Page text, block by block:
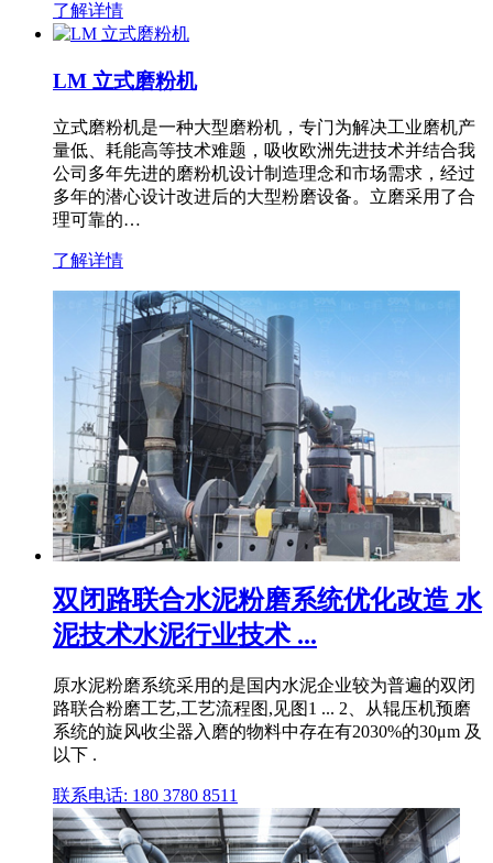
了解详情
LM 立式磨粉机
立式磨粉机是一种大型磨粉机，专门为解决工业磨机产
量低、耗能高等技术难题，吸收欧洲先进技术并结合我
公司多年先进的磨粉机设计制造理念和市场需求，经过
多年的潜心设计改进后的大型粉磨设备。立磨采用了合
理可靠的…
了解详情
双闭路联合水泥粉磨系统优化改造 水
泥技术水泥行业技术 ...
原水泥粉磨系统采用的是国内水泥企业较为普遍的双闭
路联合粉磨工艺,工艺流程图,见图1 ... 2、从辊压机预磨
系统的旋风收尘器入磨的物料中存在有2030%的30μm 及
以下 .
联系电话: 180 3780 8511